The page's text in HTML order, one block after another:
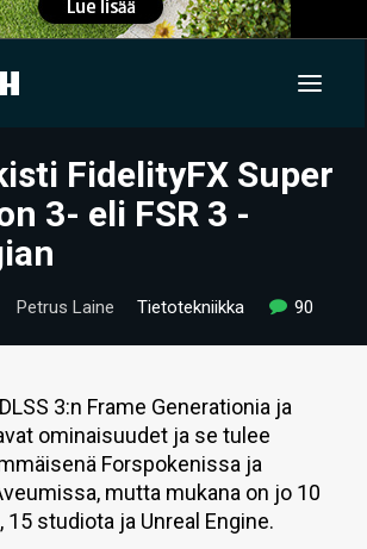
FidelityFX Super
3- eli FSR 3 -
Petrus Laine Tietotekniikka 90
3:n Frame Generationia ja
ominaisuudet ja se tulee
Forspokenissa ja
mutta mukana on jo 10
15 studiota ja Unreal Engine.